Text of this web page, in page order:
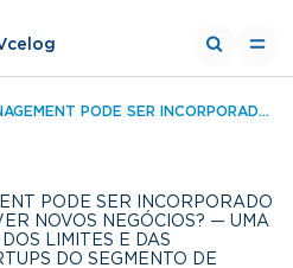
NOVOS NEGÓCIOS? — UMA ANÁLISE EXPLORATÓRIA DOS LIMITES E DAS POSSIBILIDADES EM STARTUPS DO SEGMENTO DE LOGÍSTICA
PODE SER INCORPORADO
NOVOS NEGÓCIOS? — UMA
LIMITES E DAS
DO SEGMENTO DE